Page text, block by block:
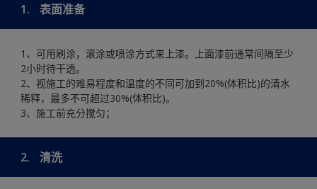
1. 表面准备
1、可用刷涂，滚涂或喷涂方式来上漆。上面漆前通常间隔至少
2小时待干透。
2、视施工的难易程度和温度的不同可加到20%(体积比)的清水
稀释，最多不可超过30%(体积比)。
3、施工前充分搅匀；
2. 清洗